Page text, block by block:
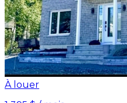
À louer